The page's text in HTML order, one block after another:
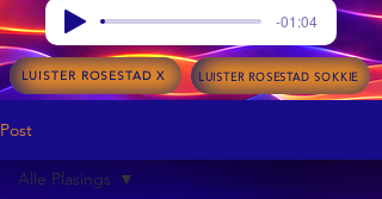
-01:04
LUISTER ROSESTAD X LUISTER ROSESTAD SOKKIE
Post
Alle Plasings